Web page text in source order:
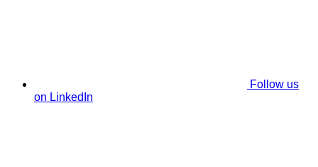
Follow us
on LinkedIn